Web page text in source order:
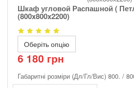
Шкаф угловой Распашной (
(800x800x2200)
Оберіть опцію
6 180 грн
Габаритні розміри (Дл/Гл/Вис) 800. /